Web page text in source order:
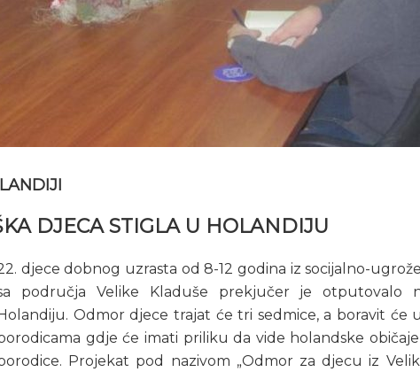
DJECA STIGLA U HOLANDIJU
djece dobnog uzrasta od 8-12 godina iz socijalno-
područja Velike Kladuše prekjučer je otputovalo
Odmor djece trajat će tri sedmice, a boravit će
gdje će imati priliku da vide holandske
Projekat pod nazivom „Odmor za djecu iz